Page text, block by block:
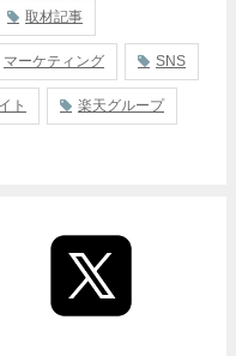
取材記事
マーケティング SNS
ト 楽天グループ